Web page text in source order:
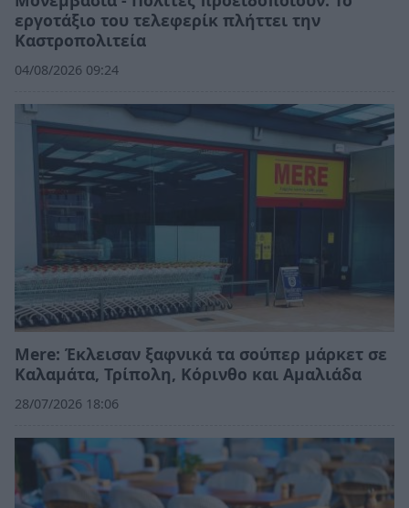
εργοτάξιο του τελεφερίκ πλήττει την
Καστροπολιτεία
04/08/2026 09:24
Mere: Έκλεισαν ξαφνικά τα σούπερ μάρκετ σε
Καλαμάτα, Τρίπολη, Κόρινθο και Αμαλιάδα
28/07/2026 18:06